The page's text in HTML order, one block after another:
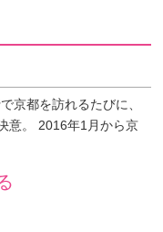
京都を訪れるたびに、
意。 2016年1月から京